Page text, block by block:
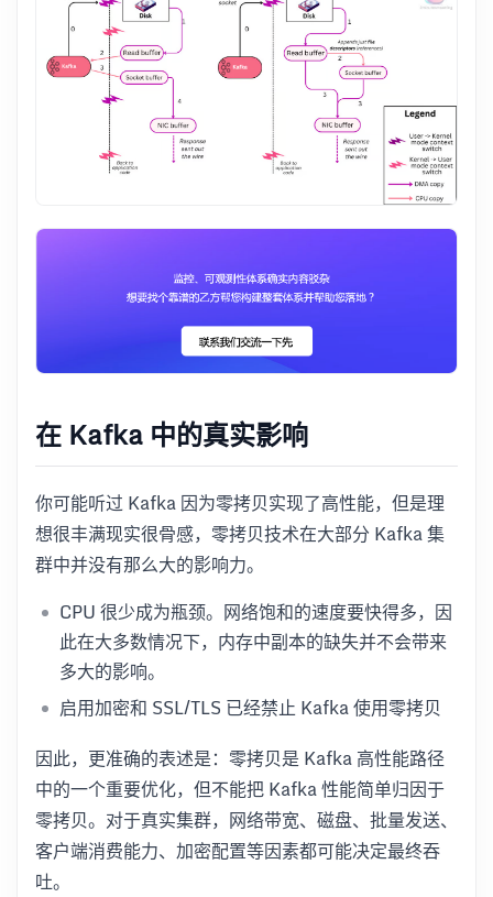
在 Kafka 中的真实影响
你可能听过 Kafka 因为零拷贝实现了高性能，但是理
想很丰满现实很骨感，零拷贝技术在大部分 Kafka 集
群中并没有那么大的影响力。
CPU 很少成为瓶颈。网络饱和的速度要快得多，因
此在大多数情况下，内存中副本的缺失并不会带来
多大的影响。
启用加密和 SSL/TLS 已经禁止 Kafka 使用零拷贝
因此，更准确的表述是：零拷贝是 Kafka 高性能路径
中的一个重要优化，但不能把 Kafka 性能简单归因于
零拷贝。对于真实集群，网络带宽、磁盘、批量发送、
客户端消费能力、加密配置等因素都可能决定最终吞
吐。